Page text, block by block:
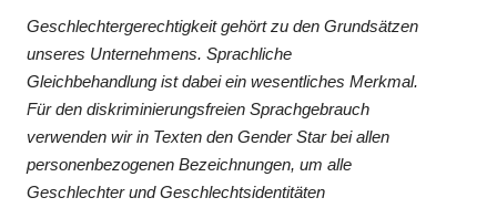
Geschlechtergerechtigkeit gehört zu den Grundsätzen
unseres Unternehmens. Sprachliche
Gleichbehandlung ist dabei ein wesentliches Merkmal.
Für den diskriminierungsfreien Sprachgebrauch
verwenden wir in Texten den Gender Star bei allen
personenbezogenen Bezeichnungen, um alle
Geschlechter und Geschlechtsidentitäten